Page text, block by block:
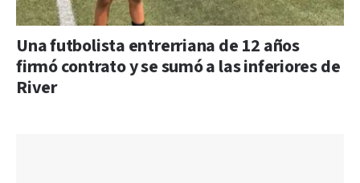
Una futbolista entrerriana de 12 años
firmó contrato y se sumó a las inferiores de
River